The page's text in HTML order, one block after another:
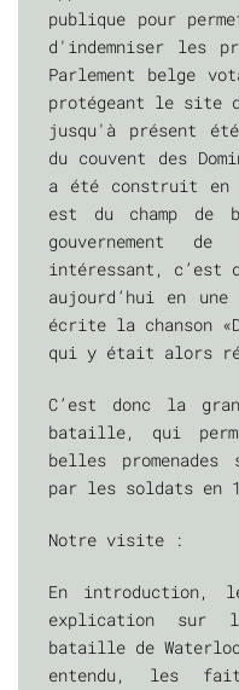
publique pour
d'indemniser les
Parlement belge
protégeant le
jusqu'à présent
du couvent des
a été construit en
est du champ de
gouvernement
intéressant, c’est
aujourd’hui en
écrite la chanson
qui y était alors
C’est donc la
bataille, qui
belles promenades
par les soldats en
Notre visite :
En introduction,
explication sur
bataille de
entendu, les